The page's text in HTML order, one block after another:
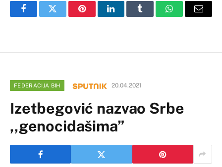
FacebookTwitter PinterestLinkedInTumblr WhatsAppEmail
FEDERACIJA BIH 20.04.2021
Izetbegović nazvao Srbe
,,genocidašima”